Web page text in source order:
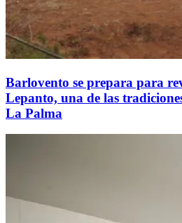
Barlovento se prepara para
Lepanto, una de las
La Palma